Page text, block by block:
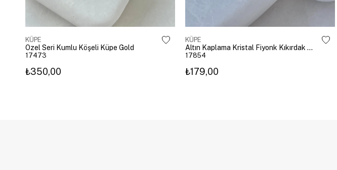
KÜPE
Özel Seri Kumlu Köşeli Küpe Gold
17473
₺350,00
KÜPE
Altın Kaplama Kristal Fiyonk Kıkırdak Küpe Gümüş
17854
₺179,00